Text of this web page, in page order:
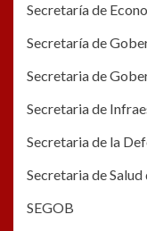
Secretaría de
Secretaría de
Secretaria de
Secretaria de
Secretaria de la
Secretaria de Salud
SEGOB